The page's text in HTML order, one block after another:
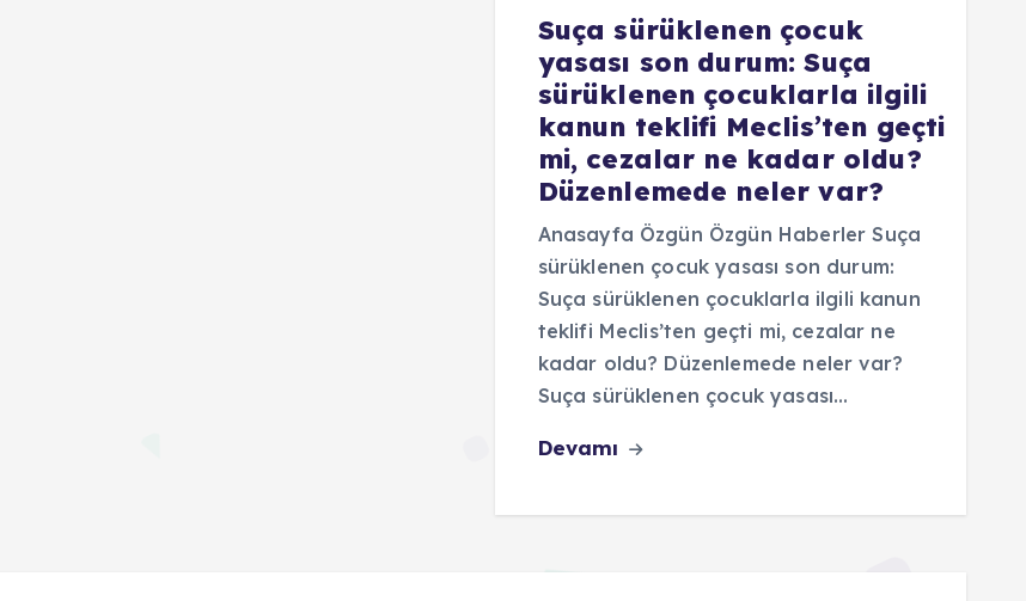
Suça sürüklenen çocuk
yasası son durum: Suça
sürüklenen çocuklarla ilgili
kanun teklifi Meclis’ten geçti
mi, cezalar ne kadar oldu?
Düzenlemede neler var?
Anasayfa Özgün Özgün Haberler Suça
sürüklenen çocuk yasası son durum:
Suça sürüklenen çocuklarla ilgili kanun
teklifi Meclis’ten geçti mi, cezalar ne
kadar oldu? Düzenlemede neler var?
Suça sürüklenen çocuk yasası…
Devamı